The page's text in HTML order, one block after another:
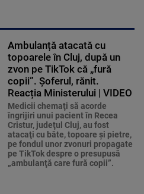
Ambulanță atacată cu
topoarele în Cluj, după un
zvon pe TikTok că „fură
copii”. Șoferul, rănit.
Reacția Ministerului | VIDEO
Medicii chemaţi să acorde
îngrijiri unui pacient în Recea
Cristur, judeţul Cluj, au fost
atacaţi cu bâte, topoare şi pietre,
pe fondul unor zvonuri propagate
pe TikTok despre o presupusă
„ambulanţă care fură copii”.